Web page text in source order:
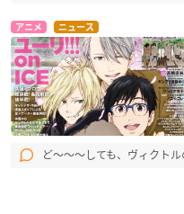
アニメ ニュース
ど〜〜〜しても、ヴィクト